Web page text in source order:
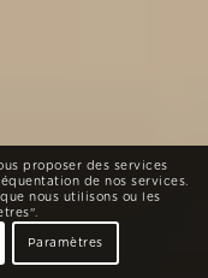
proposer des services
de nos services.
nous utilisons ou les
Paramètres